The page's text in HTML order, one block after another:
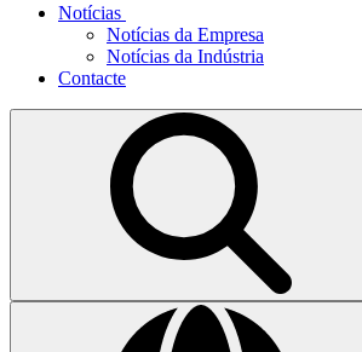
Notícias
Notícias da Empresa
Notícias da Indústria
Contacte